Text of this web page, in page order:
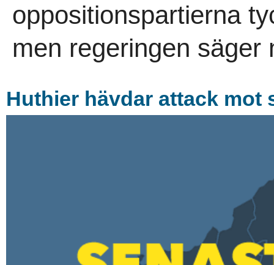
oppositionspartierna
men regeringen säger
Huthier hävdar attack mot